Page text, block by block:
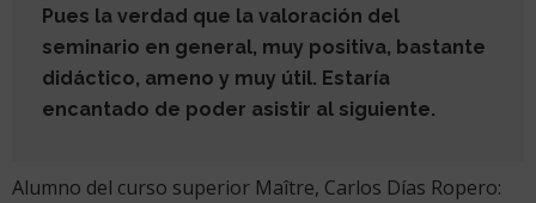
Pues la verdad que la valoración del
seminario en general, muy positiva, bastante
didáctico, ameno y muy útil. Estaría
encantado de poder asistir al siguiente.
Alumno del curso superior Maître, Carlos Días Ropero: